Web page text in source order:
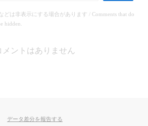
どは非表示にする場合があります / Comments that do
hidden.
メントはありません
データ差分を報告する